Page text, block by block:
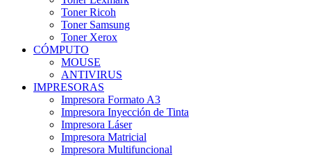
Toner Ricoh
Toner Samsung
Toner Xerox
CÓMPUTO
MOUSE
ANTIVIRUS
IMPRESORAS
Impresora Formato A3
Impresora Inyección de Tinta
Impresora Láser
Impresora Matricial
Impresora Multifuncional